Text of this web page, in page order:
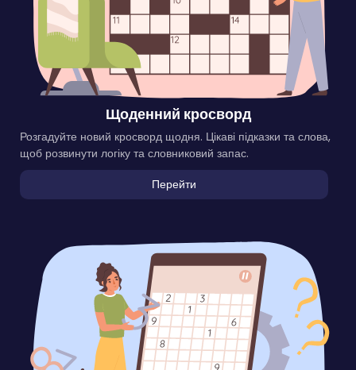
Щоденний кросворд
Розгадуйте новий кросворд щодня. Цікаві підказки та слова,
щоб розвинути логіку та словниковий запас.
Перейти